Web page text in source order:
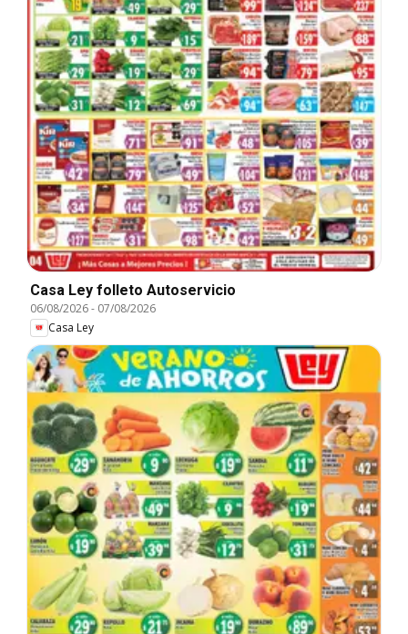
Casa Ley folleto Autoservicio
06/08/2026- 07/08/2026
Casa Ley